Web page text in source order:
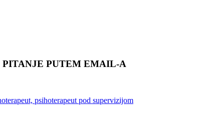
PUTEM EMAIL-A
psihoterapeut pod supervizijom